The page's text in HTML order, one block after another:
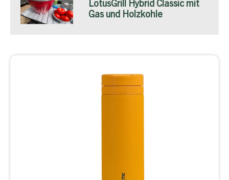
LotusGrill Hybrid Classic mit
Gas und Holzkohle